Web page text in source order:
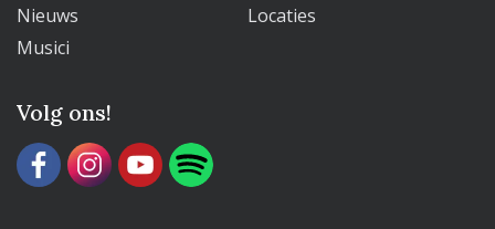
Nieuws
Locaties
Musici
Volg ons!